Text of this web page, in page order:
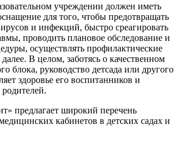
учреждении должен иметь
для того, чтобы предотвращать
и инфекций, быстро среагировать
проводить плановое обследование и
осуществлять профилактические
В целом, заботясь о качественном
блока, руководство детсада или другого
здоровье его воспитанников и
предлагает широкий перечень
кабинетов в детских садах и